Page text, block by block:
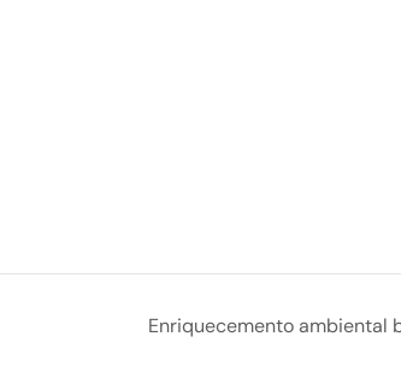
Enriquecemento ambiental